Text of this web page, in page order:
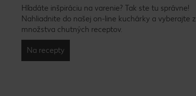
Hľadáte inšpiráciu na varenie? Tak ste tu správne!
Nahliadnite do našej on-line kuchárky a vyberajte z
množstva chutných receptov.
Na recepty